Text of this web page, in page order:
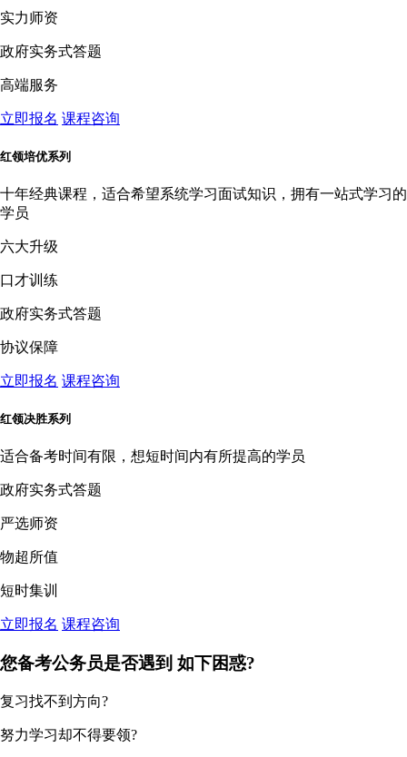
实力师资
政府实务式答题
高端服务
立即报名 课程咨询
红领培优系列
十年经典课程，适合希望系统学习面试知识，拥有一站式学习的
学员
六大升级
口才训练
政府实务式答题
协议保障
立即报名 课程咨询
红领决胜系列
适合备考时间有限，想短时间内有所提高的学员
政府实务式答题
严选师资
物超所值
短时集训
立即报名 课程咨询
您备考公务员是否遇到 如下困惑?
复习找不到方向?
努力学习却不得要领?